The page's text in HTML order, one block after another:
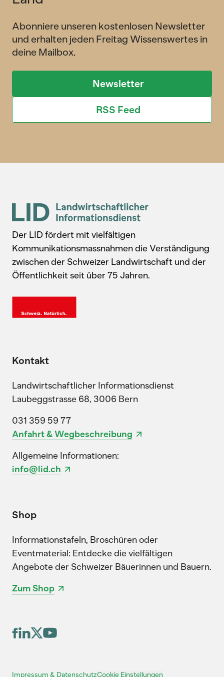
Abonniere unseren kostenlosen Newsletter
und erhalten jeden Freitag Wissenswertes in
deine Mailbox.
Newsletter
RSS Feed
Der LID fördert mit vielfältigen
Kommunikationsmassnahmen die Verständigung
zwischen der Schweizer Landwirtschaft und der
Öffentlichkeit seit über 75 Jahren.
Kontakt
Landwirtschaftlicher Informationsdienst
Laubeggstrasse 68, 3006 Bern
031 359 59 77
Anfahrt & Wegbeschreibung
Allgemeine Informationen:
info@lid.ch
Shop
Informationstafeln, Broschüren oder
Eventmaterial: Entdecke die vielfältigen
Angebote der Schweizer Bäuerinnen und Bauern.
Zum Shop
Impressum & DatenschutzCookie Einstellungen